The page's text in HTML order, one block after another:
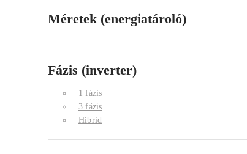
Méretek (energiatároló)
Fázis (inverter)
1 fázis
3 fázis
Hibrid